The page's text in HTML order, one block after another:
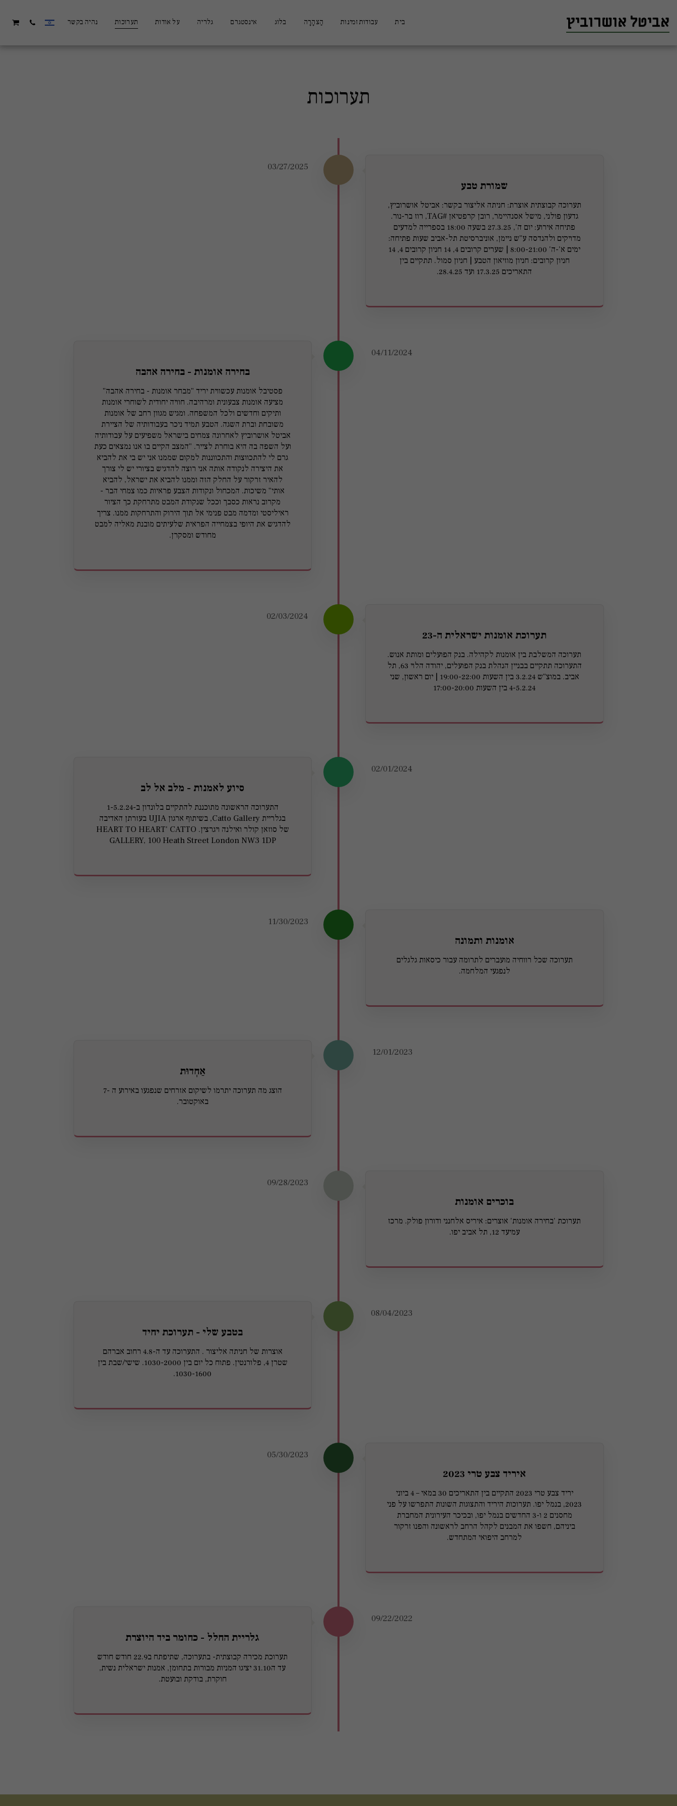
אביטל אושרוביץ בית עבודות זמינות הַצהָרָה בלוג אינסטגרם גלריה על אודות תערוכות נהיה בקשר
תערוכות
שמורת טבע
תערוכה קבוצתית אוצרת: חניתה אליצור בקשר: אביטל אושרוביץ,
גדעון פולני, מישל אסנהיימר, רובן קרפטיאן #TAG, רוז בר-נור.
פתיחה אירוע: יום ה', 27.3.25 בשעה 18:00 בספרייה למדעים
מדויקים ולהנדסה ע"ש ניימן, אוניברסיטת תל-אביב שעות פתיחה:
ימים א'-ה' 8:00-21:00 | שערים קרובים 4, 14 חניון קרובים 4, 14
חניון קרובים: חניון מוזיאון הטבע | חניון סמול. תתקיים בין
התאריכים 17.3.25 ועד 28.4.25.
03/27/2025
בחירה אומנות - בחירה אהבה
פסטיבל אומנות עכשווית יריד "מבחר אומנות - בחירה אהבה"
מציעה אומנות צבעונית ומרהיבה. חוויה יחודית לשוחרי אומנות
ותיקים וחדשים ולכל המשפחה. ומגיש מגוון רחב של אומנות
משובחת וברת השגה. הטבע תמיד ניכר בעבודותיה של הציירת
אביטל אושרוביץ לאחרונה צמחים בישראל משפיעים על עבודותיה
ועל השפה בה היא בוחרת לצייר. "המצב הקיים בו אנו נמצאים כעת
גרם לי להתכווצות והתכווננות למקום שממנו אני יש בי את להביא
את היצירה לנקודה אותה אני רוצה להדגיש בציורי יש לי צורך
להאיר זרקור על החלק הזה וממנו להביא את ישראל, להביא
אותי" משיכות. המכחול ונקודות הצבע פראיות כמו צמחי הבר -
מקרוב נראות כסבך וככל שנקודת המבט מתרחקת כך הציור
ראיליסטי ומדמה מבט פנימי אל תוך הירוק והתרחקות ממנו. צריך
להדגיש את היופי בצמחייה הפראית שלעיתים מובנת מאליה למבט
מחודש ומסקרן.
04/11/2024
תערוכת אומנות ישראלית ה-23
תערוכה המשלבת בין אומנות לקהילה. בנק הפועלים ומותת אנוש.
התערוכה תתקיים בבניין הנהלת בנק הפועלים, יהודה הלוי 63, תל
אביב. במוצ"ש 3.2.24 בין השעות 19:00-22:00 | יום ראשון, שני
4-5.2.24 בין השעות 17:00-20:00
02/03/2024
סיוע לאמנות - מלב אל לב
התערוכה הראשונה מתוכננת להתקיים בלונדון ב-1-5.2.24
בגלריית Catto Gallery, בשיתוף ארגון UJIA בעזרתן האדיבה
של סוזאן קולר ואילנה ויגרצין. HEART TO HEART' CATTO
GALLERY, 100 Heath Street London NW3 1DP
02/01/2024
אומנות ותמונה
תערוכה שכל רווחיה מועברים לתרומה עבור כיסאות גלגלים
לנפגעי המלחמה.
11/30/2023
אַחְדוּת
הוצג מה תערוכה יתרמו לשיקום אזרחים שנפגעו באירוע ה -7
באוקטובר.
12/01/2023
בוכרים אומנות
תערוכת 'בחירה אומנות' אוצרים: איריס אלחנני ודורון פולק. מרכז
עמיעד 12, תל אביב יפו.
09/28/2023
בטבע שלי - תערוכת יחיד
אוצרות של חניתה אליצור . התערוכה עד ה-4.8 רחוב אברהם
שטרן 4, פלורנטין. פתוח כל יום בין 1030-2000. שישי/שבת בין
1030-1600.
08/04/2023
איריד צבע טרי 2023
יריד צבע טרי 2023 התקיים בין התאריכים 30 במאי – 4 ביוני
2023, בנמל יפו. תערוכות היריד והתצוגות השונות התפרשו על פני
מחסנים 2 ו-3 החדשים בנמל יפו, ​​ובכיכר העירונית המחברת
ביניהם, חשפו את המבנים לקהל הרחב לראשונה והפנו זרקור
למרחב היפואי המתחדש.
05/30/2023
גלריית החלל - כחומר ביד היוצרת
תערוכת מכירה קבוצתית- בתערוכה, שתיפתח ב22.9 חודש חודש
עד ה31.10 יציגו המניות מבורות בתחומן, אמנות ישראלית נשית,
חוקרת, בודקת ובועטת.
09/22/2022